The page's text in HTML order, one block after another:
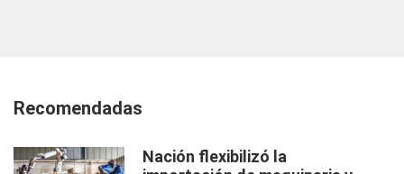
Recomendadas
Nación flexibilizó la